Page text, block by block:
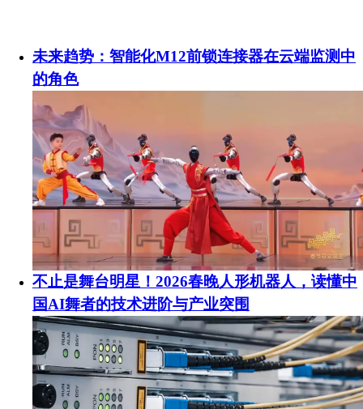
未来趋势：智能化M12前锁连接器在云端监测中
的角色
不止是舞台明星！2026春晚人形机器人，读懂中
国AI舞者的技术进阶与产业突围